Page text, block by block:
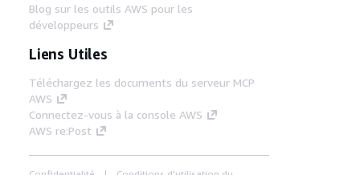
Blog sur les outils AWS pour les
développeurs
Liens Utiles
Téléchargez les documents du serveur MCP
AWS
Connectez-vous à la console AWS
AWS re:Post